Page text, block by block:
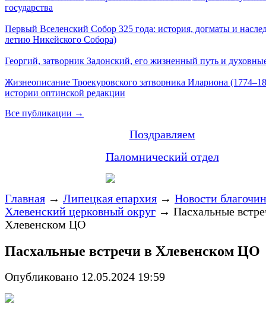
государства
Первый Вселенский Собор 325 года: история, догматы и
летию Никейского Собора)
Георгий, затворник Задонский, его жизненный путь и
Жизнеописание Троекуровского затворника Илариона
истории оптинской редакции
Все публикации →
Поздравляем
Паломнический отдел
Главная → Липецкая епархия → Новости
Хлевенский церковный округ → Пасхальные
Хлевенском ЦО
Пасхальные встречи в Хлевенском ЦО
Опубликовано 12.05.2024 19:59